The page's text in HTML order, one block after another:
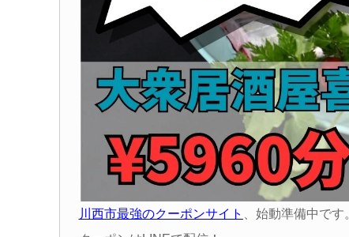
川西市最強のクーポンサイト
、始動準備中です